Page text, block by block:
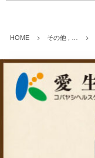
HOME その他 , …